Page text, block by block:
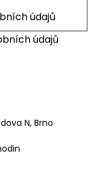
údajů
údajů
N, Brno